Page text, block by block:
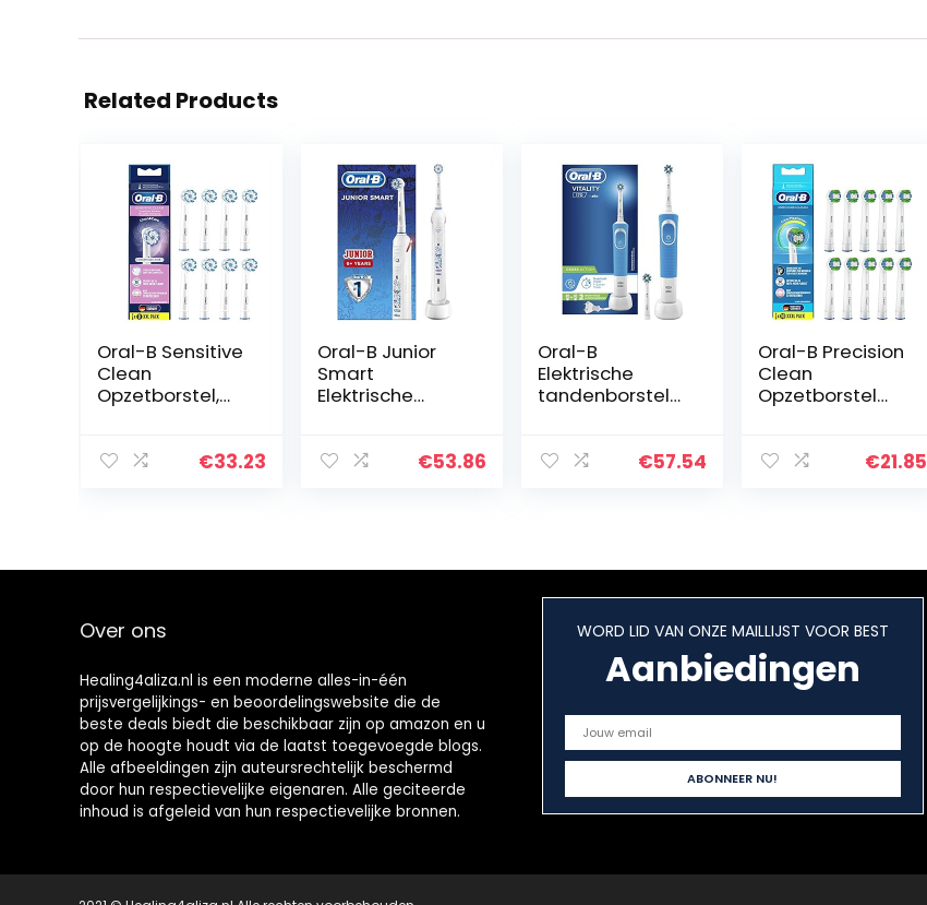
Related Products
Oral-B Sensitive
Clean
Opzetborstel,
€33.23
Oral-B Junior
Smart
Elektrische
Braun
€53.86
Oral-B
Elektrische
tandenborstel
CrossAction€57.54
Oral-B Precision
Clean
Opzetborstel
-technologie,
€21.85
Over ons
Healing4aliza.nl is een moderne alles-in-één
prijsvergelijkings- en beoordelingswebsite die de
beste deals biedt die beschikbaar zijn op amazon en u
op de hoogte houdt via de laatst toegevoegde blogs.
Alle afbeeldingen zijn auteursrechtelijk beschermd
door hun respectievelijke eigenaren. Alle geciteerde
inhoud is afgeleid van hun respectievelijke bronnen.
WORD LID VAN ONZE MAILLIJST VOOR BEST
Aanbiedingen